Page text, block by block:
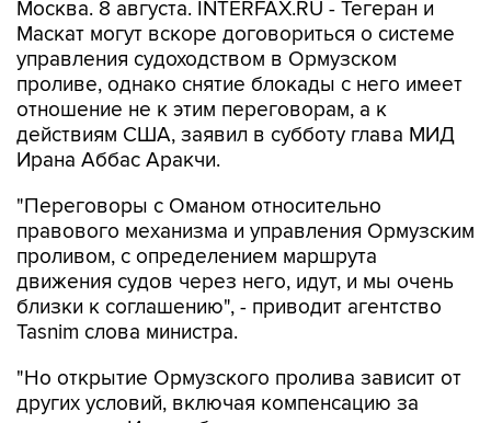
управления судоходством в Ормузском
проливе, однако снятие блокады с него имеет
отношение не к этим переговорам, а к
действиям США, заявил в субботу глава МИД
Ирана Аббас Аракчи.
"Переговоры с Оманом относительно
проливом, с определением маршрута
движения судов через него, идут, и мы очень
близки к соглашению", - приводит агентство
Tasnim слова министра.
"Но открытие Ормузского пролива зависит от
нарушения Исламабадского меморандума со
стороны США", - продолжил Аракчи.